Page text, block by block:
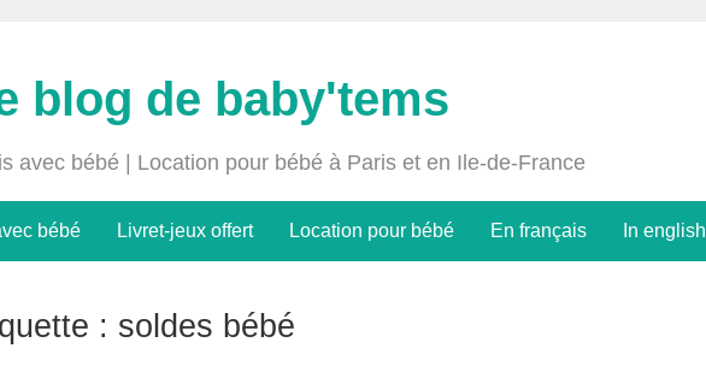
blog de baby'tems
avec bébé | Location pour bébé à Paris et en Ile-de-France
bébé Livret-jeux offert Location pour bébé En français In english
: soldes bébé